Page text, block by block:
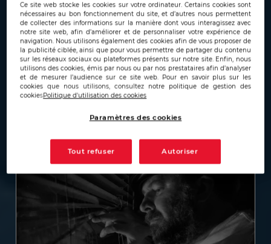
La désillusion chinoise d’une
conquête du secteur aéronautique
mondial
Ce site web stocke les cookies sur votre ordinateur. Certains cookies sont
nécessaires au bon fonctionnement du site, et d’autres nous permettent
de collecter des informations sur la manière dont vous interagissez avec
notre site web, afin d’améliorer et de personnaliser votre expérience de
navigation. Nous utilisons également des cookies afin de vous proposer de
la publicité ciblée, ainsi que pour vous permettre de partager du contenu
sur les réseaux sociaux ou plateformes présents sur notre site. Enfin, nous
utilisons des cookies, émis par nous ou par nos prestataires afin d’analyser
et de mesurer l’audience sur ce site web. Pour en savoir plus sur les
cookies que nous utilisons, consultez notre politique de gestion des
cookiesPolitique d'utilisation des cookies
Paramètres des cookies
Tout refuser Autoriser